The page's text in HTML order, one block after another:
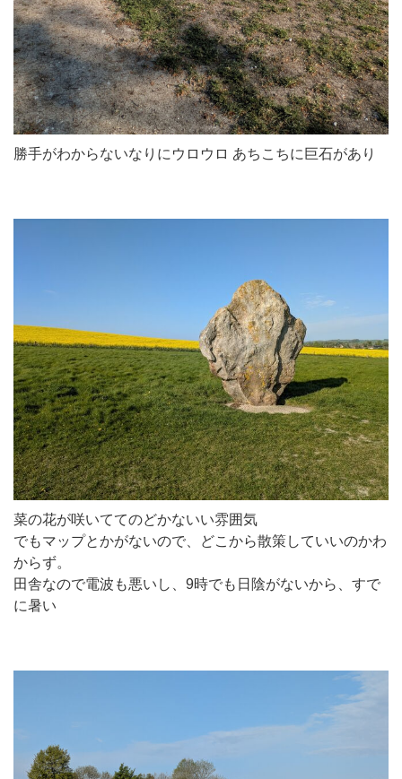
勝手がわからないなりにウロウロ あちこちに巨石があり
菜の花が咲いててのどかないい雰囲気
でもマップとかがないので、どこから散策していいのかわ
からず。
田舎なので電波も悪いし、9時でも日陰がないから、すで
に暑い